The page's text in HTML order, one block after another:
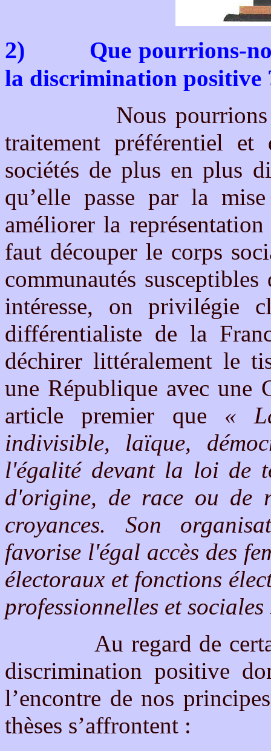
2)
Que pourrions-
la discrimination positive
Nous pourrions
traitement préférentiel et
sociétés de plus en plus
qu’elle passe par la
améliorer la
faut découper le corps
communautés susceptibles
intéresse, on privilégie
différentialiste de la
déchirer littéralement le
une République avec une
article premier que «
indivisible, laïque,
l'égalité devant la loi de
d'origine, de race ou de
croyances. Son
favorise l'égal accès des
électoraux et fonctions
professionnelles et sociales
Au regard de
discrimination positive
l’encontre de nos
thèses s’affrontent :